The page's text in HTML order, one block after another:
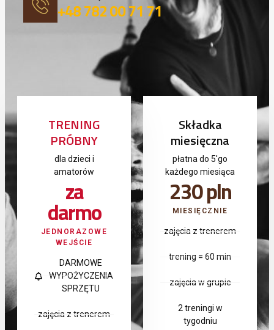
+48 782 00 71 71
TRENING
PRÓBNY
dla dzieci i
amatorów
za
darmo
JEDNORAZOWE
WEJŚCIE
DARMOWE
WYPOŻYCZENIA
SPRZĘTU
zajęcia z trenerem
Składka
miesięczna
płatna do 5'go
każdego miesiąca
230 pln
MIESIĘCZNIE
zajęcia z trenerem
trening = 60 min
zajęcia w grupie
2 treningi w
tygodniu